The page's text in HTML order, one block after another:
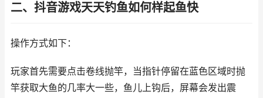
二、抖音游戏天天钓鱼如何样起鱼快
操作方式如下：
玩家首先需要点击卷线抛竿，当指针停留在蓝色区域时抛
竿获取大鱼的几率大一些，鱼儿上钩后，屏幕会发出震